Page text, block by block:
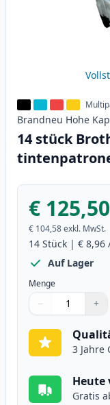
Brandneu Hohe
14 stück
€ 125,50
€ 104,58exkl. MwSt.
14 Stück | € 8,96
Auf Lager
Menge
Verwenden Sie
− +
1
3 Jahre
Heute
Gratis